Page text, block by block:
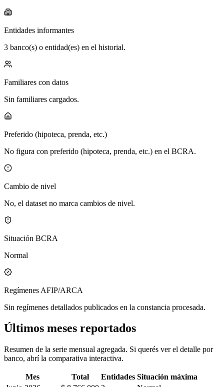
Entidades informantes
3 banco(s) o entidad(es) en el historial.
Familiares con datos
Sin familiares cargados.
Preferido (hipoteca, prenda, etc.)
No figura con preferido (hipoteca, prenda, etc.) en el BCRA.
Cambio de nivel
No, el dataset no marca cambios de nivel.
Situación BCRA
Normal
Regímenes AFIP/ARCA
Sin regímenes detallados publicados en la constancia procesada.
Últimos meses reportados
Resumen de la serie mensual agregada. Si querés ver el detalle por
banco, abrí la comparativa interactiva.
Mes Total Entidades Situación máxima